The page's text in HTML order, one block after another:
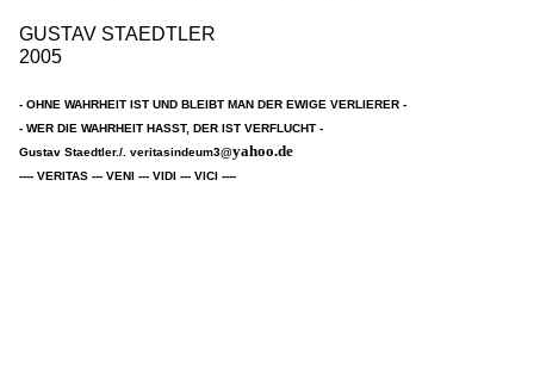
GUSTAV STAEDTLER
2005
- OHNE WAHRHEIT IST UND BLEIBT MAN DER EWIGE VERLIERER -
- WER DIE WAHRHEIT HASST, DER IST VERFLUCHT -
Gustav Staedtler./. veritasindeum3@yahoo.de
---- VERITAS --- VENI --- VIDI --- VICI ----